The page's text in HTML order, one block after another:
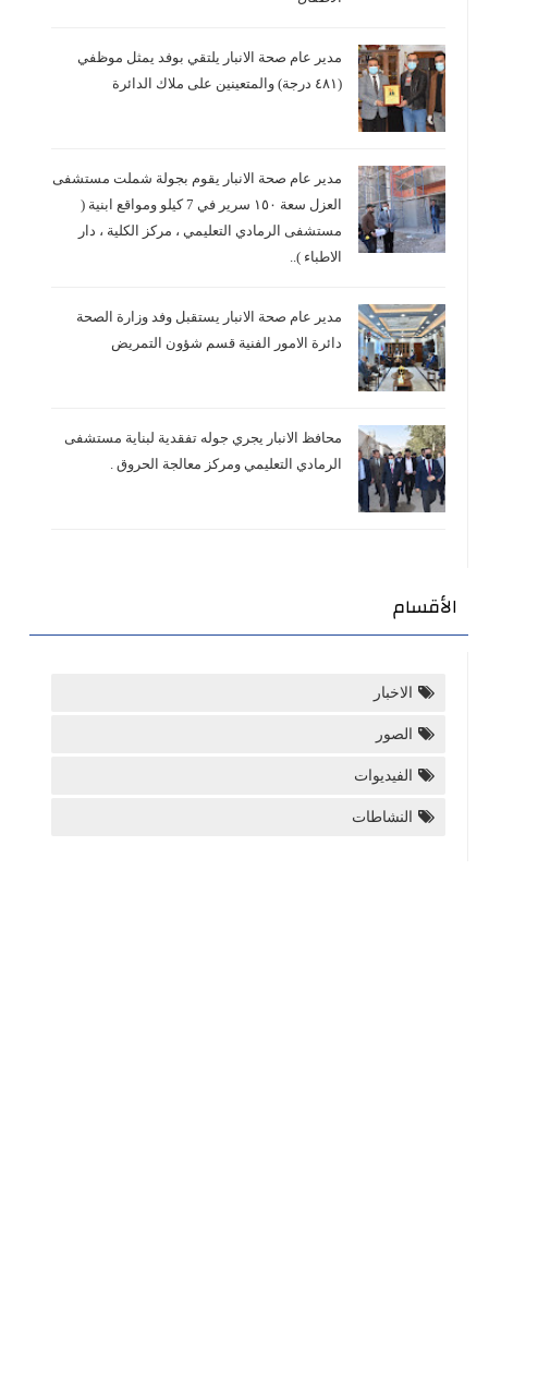
مدير عام صحة الانبار يلتقي بوفد يمثل موظفي
(٤٨١ درجة) والمتعينين على ملاك الدائرة
مدير عام صحة الانبار يقوم بجولة شملت مستشفى
العزل سعة ١٥٠ سرير في 7 كيلو ومواقع ابنية (
مستشفى الرمادي التعليمي ، مركز الكلية ، دار
الاطباء )..
مدير عام صحة الانبار يستقبل وفد وزارة الصحة
دائرة الامور الفنية قسم شؤون التمريض
محافظ الانبار يجري جوله تفقدية لبناية مستشفى
الرمادي التعليمي ومركز معالجة الحروق .
الأقسام
الاخبار
الصور
الفيديوات
النشاطات